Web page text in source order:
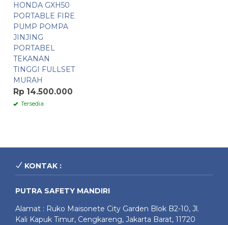
HONDA GXH50
PORTABLE FIRE
PUMP POMPA
JINJING
PORTABEL
TEKANAN
TINGGI FULLSET
MURAH
Rp 14.500.000
Tersedia
KONTAK :
PUTRA SAFETY MANDIRI
Alamat : Ruko Maisonete City Garden Blok B2-10, Jl.
Kali Kapuk Timur, Cengkareng, Jakarta Barat, 11720